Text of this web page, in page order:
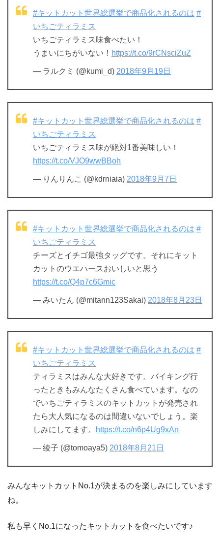
#キットカット世界総選挙で商品化されるのは #
いちごティラミス
いちごティラミス味食べたい！
うまいにちがいない！ https://t.co/9rCNsciZuZ
— ラルクミ (@kumi_d) 2018年9月19日
#キットカット世界総選挙で商品化されるのは #
いちごティラミス
いちごティラミス味が絶対1番美味しい！
https://t.co/VJO9wwBBoh
— りんりんこ (@kdrniaia) 2018年9月7日
#キットカット世界総選挙で商品化されるのは #
いちごティラミス
チーズとイチゴ最強タッグです。それにキット
カットのウエハースおいしいと思う
https://t.co/Q4p7c6Gmic
— みいたん (@mitann123Sakai) 2018年8月23日
#キットカット世界総選挙で商品化されるのは #
いちごティラミス
ティラミスはみんな大好きです。バイキング行
ったときもみんなたくさん食べています。なの
でいちごティラミスのキットカットが発売され
たら大人気になるのは間違いないでしょう。楽
しみにしてます。
https://t.co/n6p4Ug9xAn
— 綾子 (@tomoaya5) 2018年8月21日
みんなキットカットNo.1が決まるのを楽しみにしています
ね。
私も早くNo.1になったキットカットを食べたいです♪